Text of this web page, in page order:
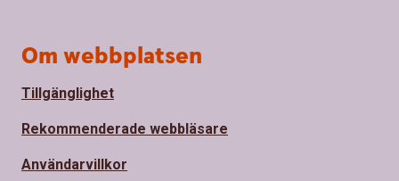
Om webbplatsen
Tillgänglighet
Rekommenderade webbläsare
Användarvillkor